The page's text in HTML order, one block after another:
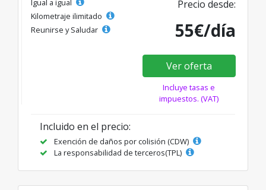
Igual a igual
Kilometraje ilimitado
Reunirse y Saludar
Precio desde:
55€/día
Ver oferta
Incluye tasas e
impuestos. (VAT)
Incluido en el precio:
Exención de daños por colisión (CDW)
La responsabilidad de terceros(TPL)